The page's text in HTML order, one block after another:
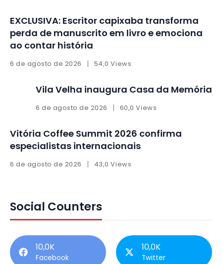
EXCLUSIVA: Escritor capixaba transforma
perda de manuscrito em livro e emociona
ao contar história
6 de agosto de 2026 54,0 Views
Vila Velha inaugura Casa da Memória
6 de agosto de 2026 60,0 Views
Vitória Coffee Summit 2026 confirma
especialistas internacionais
6 de agosto de 2026 43,0 Views
Social Counters
10,0K
Facebook
10,0K
Twitter